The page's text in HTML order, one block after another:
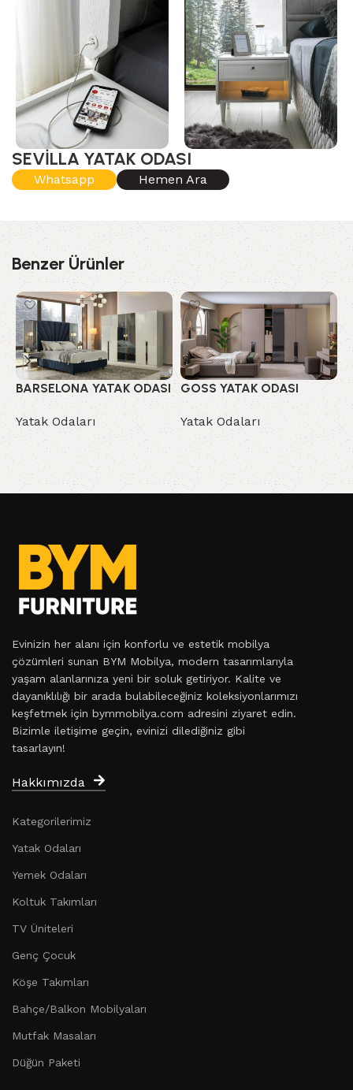
SEVİLLA YATAK ODASI
Whatsapp Hemen Ara
Benzer Ürünler
BARSELONA YATAK ODASI
Yatak Odaları
GOSS YATAK ODASI
Yatak Odaları
Evinizin her alanı için konforlu ve estetik mobilya
çözümleri sunan BYM Mobilya, modern tasarımlarıyla
yaşam alanlarınıza yeni bir soluk getiriyor. Kalite ve
dayanıklılığı bir arada bulabileceğiniz koleksiyonlarımızı
keşfetmek için bymmobilya.com adresini ziyaret edin.
Bizimle iletişime geçin, evinizi dilediğiniz gibi
tasarlayın!
Hakkımızda
Kategorilerimiz
Yatak Odaları
Yemek Odaları
Koltuk Takımları
TV Üniteleri
Genç Çocuk
Köşe Takımları
Bahçe/Balkon Mobilyaları
Mutfak Masaları
Düğün Paketi